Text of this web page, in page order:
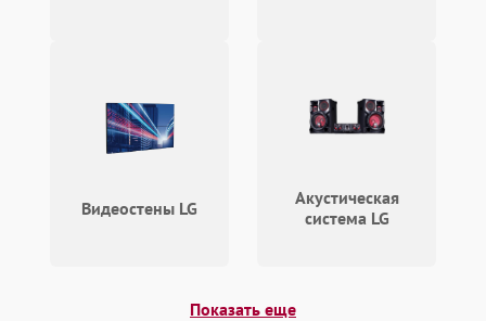
Видеостены LG
Акустическая
система LG
Показать еще